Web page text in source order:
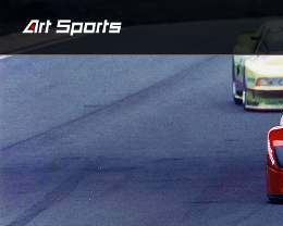
NEWS
STOCK CARS